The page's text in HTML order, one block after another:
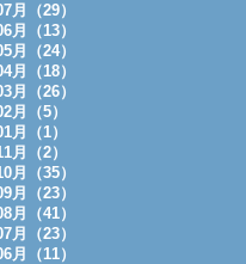
月（29）
月（13）
月（24）
月（18）
月（26）
月（5）
月（1）
月（2）
月（35）
月（23）
月（41）
月（23）
月（11）